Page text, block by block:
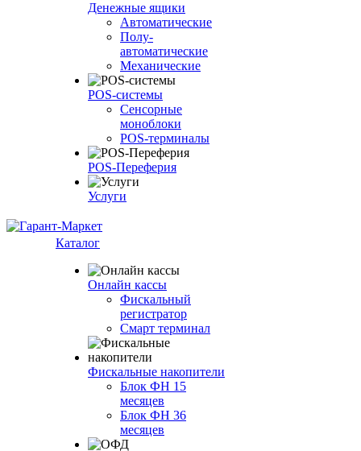
Денежные ящики
Автоматические
Полу-
автоматические
Механические
POS-системы
Сенсорные
моноблоки
POS-терминалы
POS-Переферия
Услуги
Каталог
Онлайн кассы
Фискальный
регистратор
Смарт терминал
Фискальные накопители
Блок ФН 15
месяцев
Блок ФН 36
месяцев